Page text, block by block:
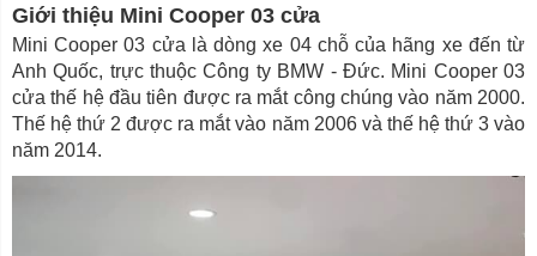
Giới thiệu Mini Cooper 03 cửa
Mini Cooper 03 cửa là dòng xe 04 chỗ của hãng xe đến từ
Anh Quốc, trực thuộc Công ty BMW - Đức. Mini Cooper 03
cửa thế hệ đầu tiên được ra mắt công chúng vào năm 2000.
Thế hệ thứ 2 được ra mắt vào năm 2006 và thế hệ thứ 3 vào
năm 2014.